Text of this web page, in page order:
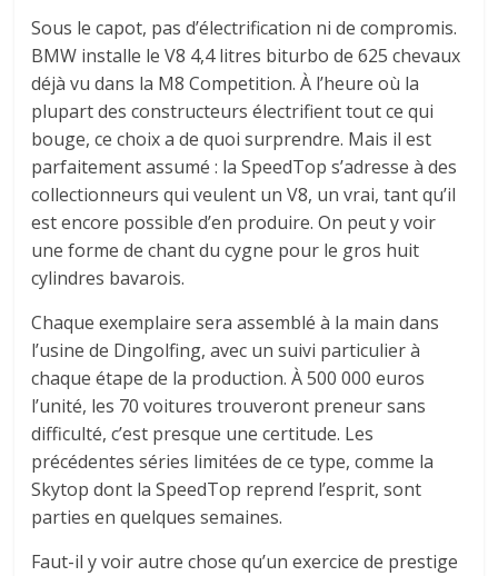
Sous le capot, pas d’électrification ni de compromis.
BMW installe le V8 4,4 litres biturbo de 625 chevaux
déjà vu dans la M8 Competition. À l’heure où la
plupart des constructeurs électrifient tout ce qui
bouge, ce choix a de quoi surprendre. Mais il est
parfaitement assumé : la SpeedTop s’adresse à des
collectionneurs qui veulent un V8, un vrai, tant qu’il
est encore possible d’en produire. On peut y voir
une forme de chant du cygne pour le gros huit
cylindres bavarois.
Chaque exemplaire sera assemblé à la main dans
l’usine de Dingolfing, avec un suivi particulier à
chaque étape de la production. À 500 000 euros
l’unité, les 70 voitures trouveront preneur sans
difficulté, c’est presque une certitude. Les
précédentes séries limitées de ce type, comme la
Skytop dont la SpeedTop reprend l’esprit, sont
parties en quelques semaines.
Faut-il y voir autre chose qu’un exercice de prestige